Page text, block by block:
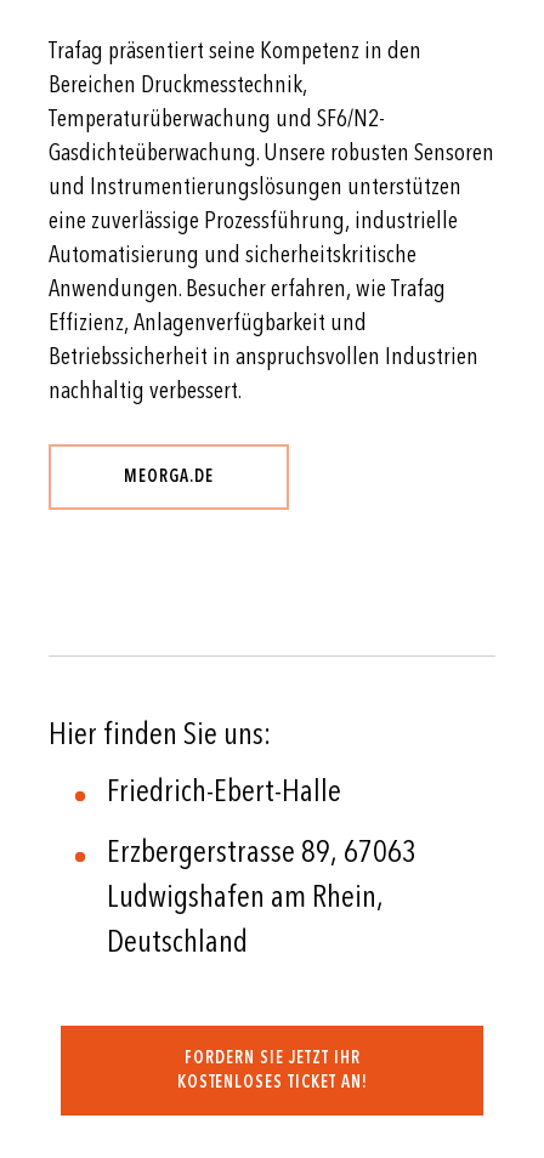
Trafag präsentiert seine Kompetenz in den
Bereichen Druckmesstechnik,
Temperaturüberwachung und SF6/N2-
Gasdichteüberwachung. Unsere robusten Sensoren
und Instrumentierungslösungen unterstützen
eine zuverlässige Prozessführung, industrielle
Automatisierung und sicherheitskritische
Anwendungen. Besucher erfahren, wie Trafag
Effizienz, Anlagenverfügbarkeit und
Betriebssicherheit in anspruchsvollen Industrien
nachhaltig verbessert.
MEORGA.DE
Hier finden Sie uns:
Friedrich-Ebert-Halle
Erzbergerstrasse 89, 67063
Ludwigshafen am Rhein,
Deutschland
FORDERN SIE JETZT IHR
KOSTENLOSES TICKET AN!